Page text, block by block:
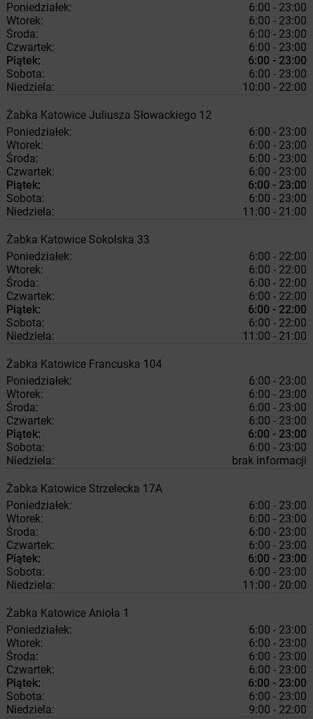
Poniedziałek:
6:00 - 23:00
Wtorek:
6:00 - 23:00
Środa:
6:00 - 23:00
Czwartek:
6:00 - 23:00
Piątek:
6:00 - 23:00
Sobota:
6:00 - 23:00
Niedziela:
10:00 - 22:00
Żabka Katowice Juliusza Słowackiego 12
Poniedziałek:
6:00 - 23:00
Wtorek:
6:00 - 23:00
Środa:
6:00 - 23:00
Czwartek:
6:00 - 23:00
Piątek:
6:00 - 23:00
Sobota:
6:00 - 23:00
Niedziela:
11:00 - 21:00
Żabka Katowice Sokolska 33
Poniedziałek:
6:00 - 22:00
Wtorek:
6:00 - 22:00
Środa:
6:00 - 22:00
Czwartek:
6:00 - 22:00
Piątek:
6:00 - 22:00
Sobota:
6:00 - 22:00
Niedziela:
11:00 - 21:00
Żabka Katowice Francuska 104
Poniedziałek:
6:00 - 23:00
Wtorek:
6:00 - 23:00
Środa:
6:00 - 23:00
Czwartek:
6:00 - 23:00
Piątek:
6:00 - 23:00
Sobota:
6:00 - 23:00
Niedziela:
brak informacji
Żabka Katowice Strzelecka 17A
Poniedziałek:
6:00 - 23:00
Wtorek:
6:00 - 23:00
Środa:
6:00 - 23:00
Czwartek:
6:00 - 23:00
Piątek:
6:00 - 23:00
Sobota:
6:00 - 23:00
Niedziela:
11:00 - 20:00
Żabka Katowice Anioła 1
Poniedziałek:
6:00 - 23:00
Wtorek:
6:00 - 23:00
Środa:
6:00 - 23:00
Czwartek:
6:00 - 23:00
Piątek:
6:00 - 23:00
Sobota:
6:00 - 23:00
Niedziela:
9:00 - 22:00